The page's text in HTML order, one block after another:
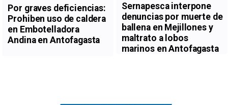
Por graves deficiencias:
Prohiben uso de caldera
en Embotelladora
Andina en Antofagasta
Sernapesca interpone
denuncias por muerte de
ballena en Mejillones y
maltrato a lobos
marinos en Antofagasta